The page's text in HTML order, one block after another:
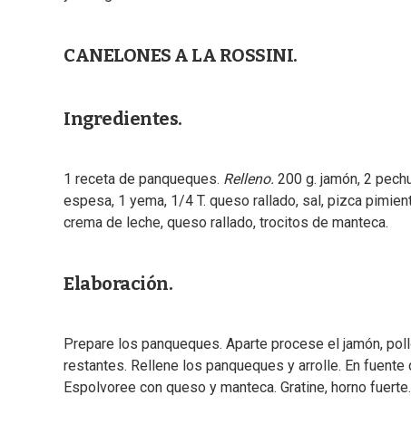
CANELONES A LA ROSSINI.
Ingredientes.
1 receta de panqueques. Relleno. 200 g. jamón, 2
espesa, 1 yema, 1/4 T. queso rallado, sal, pizca
crema de leche, queso rallado, trocitos de manteca.
Elaboración.
Prepare los panqueques. Aparte procese el jamón,
restantes. Rellene los panqueques y arrolle. En
Espolvoree con queso y manteca. Gratine, horno fuerte.